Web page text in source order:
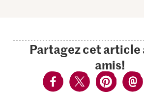
Partagez cet article
amis!